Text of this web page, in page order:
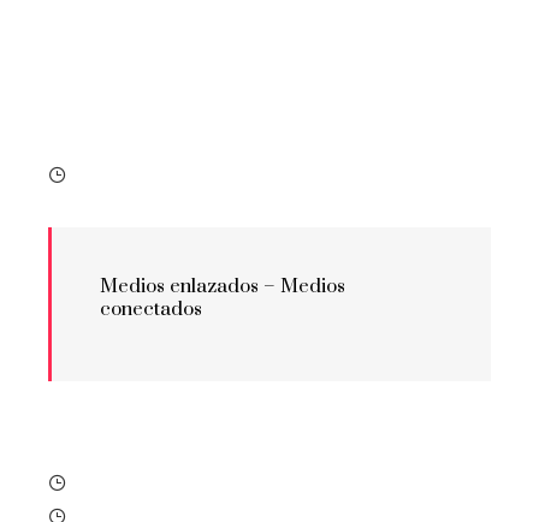
Medios enlazados – Medios
conectados